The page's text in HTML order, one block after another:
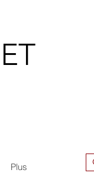
Plus